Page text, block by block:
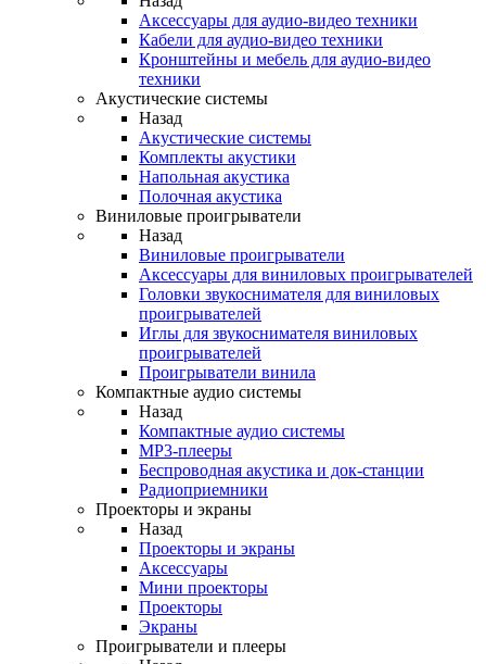
Аксессуары для аудио-видео техники
Кабели для аудио-видео техники
Кронштейны и мебель для аудио-видео
техники
Акустические системы
Назад
Акустические системы
Комплекты акустики
Напольная акустика
Полочная акустика
Виниловые проигрыватели
Назад
Виниловые проигрыватели
Аксессуары для виниловых проигрывателей
Головки звукоснимателя для виниловых
проигрывателей
Иглы для звукоснимателя виниловых
проигрывателей
Проигрыватели винила
Компактные аудио системы
Назад
Компактные аудио системы
MP3-плееры
Беспроводная акустика и док-станции
Радиоприемники
Проекторы и экраны
Назад
Проекторы и экраны
Аксессуары
Мини проекторы
Проекторы
Экраны
Проигрыватели и плееры